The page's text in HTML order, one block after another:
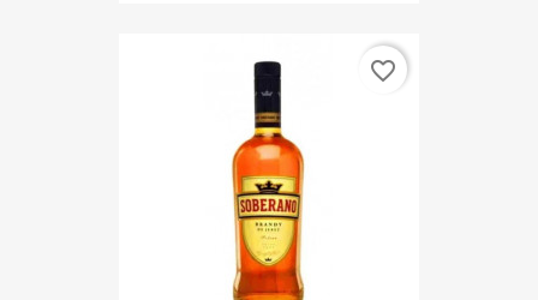
favorite_border